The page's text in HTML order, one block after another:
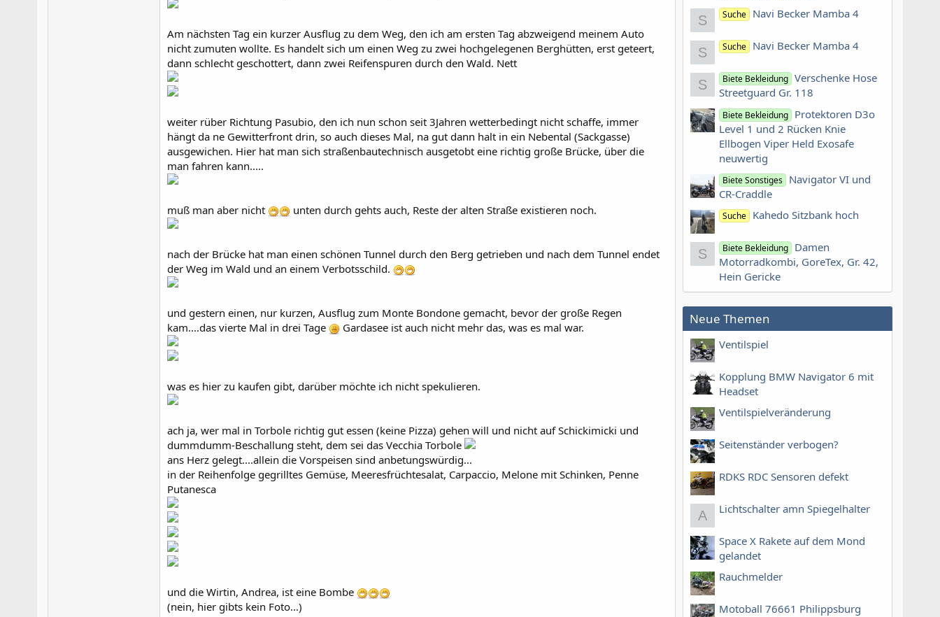
Am nächsten Tag ein kurzer Ausflug zu dem Weg, den ich am ersten Tag abzweigend meinem Auto
nicht zumuten wollte. Es handelt sich um einen Weg zu zwei hochgelegenen Berghütten, erst geteert,
dann schlecht geschottert, dann zwei Reifenspuren durch den Wald. Nett
weiter rüber Richtung Pasubio, den ich nun schon seit 3Jahren wetterbedingt nicht schaffe, immer
hängt da ne Gewitterfront drin, so auch dieses Mal, na gut dann halt in ein Nebental (Sackgasse)
ausgewichen. Hier hat man sich straßenbautechnisch ausgetobt eine richtig große Brücke, über die
man fahren kann.....
muß man aber nicht unten durch gehts auch, Reste der alten Straße existieren noch.
nach der Brücke hat man einen schönen Tunnel durch den Berg getrieben und nach dem Tunnel endet
der Weg im Wald und an einem Verbotsschild.
und gestern einen, nur kurzen, Ausflug zum Monte Bondone gemacht, bevor der große Regen
kam....das vierte Mal in drei Tage
Gardasee ist auch nicht mehr das, was es mal war.
was es hier zu kaufen gibt, darüber möchte ich nicht spekulieren.
ach ja, wer mal in Torbole richtig gut essen (keine Pizza) gehen will und nicht auf Schickimicki und
dummdumm-Beschallung steht, dem sei das Vecchia Torbole
ans Herz gelegt....allein die Vorspeisen sind anbetungswürdig...
in der Reihenfolge gegrilltes Gemüse, Meeresfrüchtesalat, Carpaccio, Melone mit Schinken, Penne
Putanesca
und die Wirtin, Andrea, ist eine Bombe
(nein, hier gibts kein Foto...)
S Suche Navi Becker Mamba 4
S Suche Navi Becker Mamba 4
S Biete Bekleidung Verschenke Hose
Streetguard Gr. 118
Biete Bekleidung Protektoren D3o
Level 1 und 2 Rücken Knie
Ellbogen Viper Held Exosafe
neuwertig
Biete Sonstiges Navigator VI und
CR-Craddle
Suche Kahedo Sitzbank hoch
S Biete Bekleidung Damen
Motorradkombi, GoreTex, Gr. 42,
Hein Gericke
Neue Themen
Ventilspiel
Kopplung BMW Navigator 6 mit
Headset
Ventilspielveränderung
Seitenständer verbogen?
RDKS RDC Sensoren defekt
A Lichtschalter amn Spiegelhalter
Space X Rakete auf dem Mond
gelandet
Rauchmelder
Motoball 76661 Philippsburg